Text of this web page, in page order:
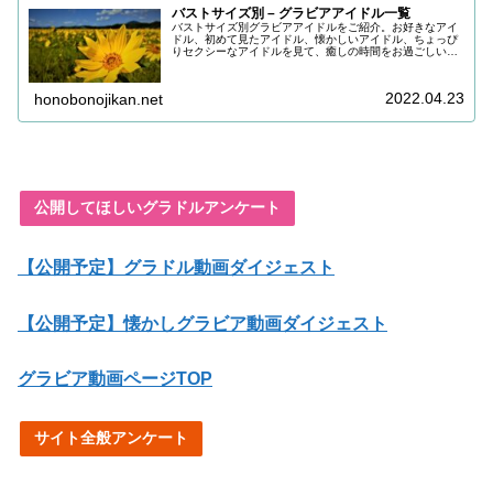
バストサイズ別 – グラビアアイドル一覧
バストサイズ別グラビアアイドルをご紹介。お好きなアイ
ドル、初めて見たアイドル、懐かしいアイドル、ちょっぴ
りセクシーなアイドルを見て、癒しの時間をお過ごしいた
honobonojikan.net 2022.04.23
公開してほしいグラドルアンケート
【公開予定】グラドル動画ダイジェスト
【公開予定】懐かしグラビア動画ダイジェスト
グラビア動画ページTOP
サイト全般アンケート